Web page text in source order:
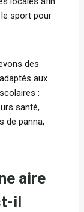
sport pour
des
aux
:
santé,
de panna,
aire
il